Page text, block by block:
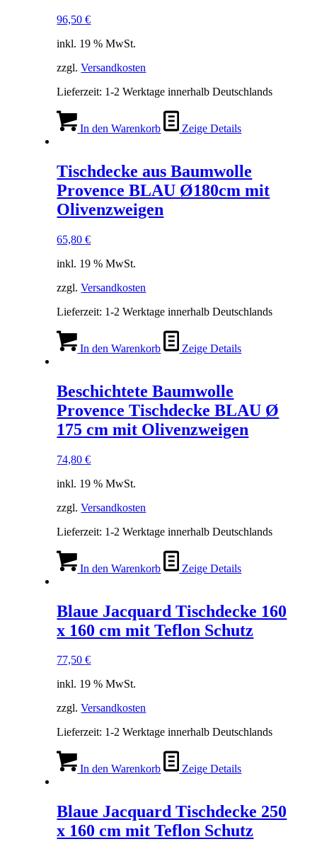
96,50€
inkl. 19 % MwSt.
zzgl.Versandkosten
Lieferzeit: 1-2 Werktage innerhalb Deutschlands
In den Warenkorb Zeige Details
Tischdecke aus Baumwolle
Provence BLAU Ø180cm mit
Olivenzweigen
65,80€
inkl. 19 % MwSt.
zzgl.Versandkosten
Lieferzeit: 1-2 Werktage innerhalb Deutschlands
In den Warenkorb Zeige Details
Beschichtete Baumwolle
Provence Tischdecke BLAU Ø
175 cm mit Olivenzweigen
74,80€
inkl. 19 % MwSt.
zzgl.Versandkosten
Lieferzeit: 1-2 Werktage innerhalb Deutschlands
In den Warenkorb Zeige Details
Blaue Jacquard Tischdecke 160
x 160 cm mit Teflon Schutz
77,50€
inkl. 19 % MwSt.
zzgl.Versandkosten
Lieferzeit: 1-2 Werktage innerhalb Deutschlands
In den Warenkorb Zeige Details
Blaue Jacquard Tischdecke 250
x 160 cm mit Teflon Schutz